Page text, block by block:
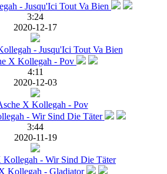
3:24
2020-12-17
- Jusqu'Ici Tout Va Bien
4:11
2020-12-03
X Kollegah - Pov
3:44
2020-11-19
Kollegah - Wir Sind Die Täter